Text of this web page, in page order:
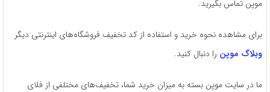
موپن تماس بگیرید.
برای مشاهده نحوه خرید و استفاده از کد تخفیف فروشگاه‌های اینترنتی دیگر
وبلاگ موپن را دنبال کنید.
ما در سایت موپن بسته به میزان خرید شما، تخفیف‌های مختلفی از فلای